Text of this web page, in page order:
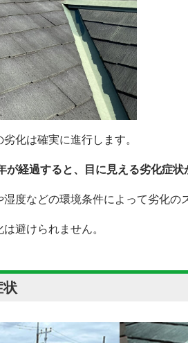
化は確実に進行します。
が経過すると、目に見える劣化症
度などの環境条件によって劣化の
避けられません。
状